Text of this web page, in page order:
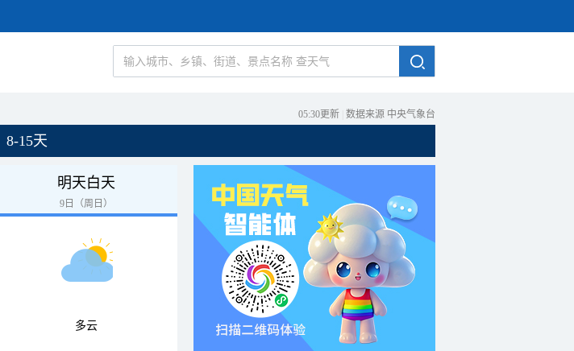
05:30更新 数据来源 中央气象台
8-15天
明天白天
9日（周日）
多云